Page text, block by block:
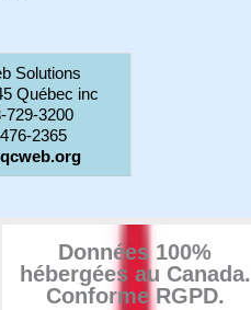
Solutions
Québec inc
729-3200
2365
Données 100%
hébergées au Canada.
Conforme RGPD.